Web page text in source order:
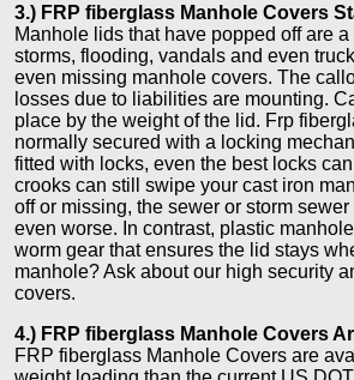
3.) FRP fiberglass Manhole Covers
Manhole lids that have popped off are
storms, flooding, vandals and even
even missing manhole covers. The
losses due to liabilities are mounting.
place by the weight of the lid. Frp
normally secured with a locking
fitted with locks, even the best locks
crooks can still swipe your cast iron
off or missing, the sewer or storm
even worse. In contrast, plastic
worm gear that ensures the lid stays
manhole? Ask about our high security
covers.
4.) FRP fiberglass Manhole Covers
FRP fiberglass Manhole Covers are